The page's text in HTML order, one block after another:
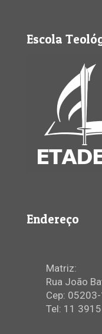
Escola
Endereço
Matriz:
Rua João
Cep:
Tel: 11